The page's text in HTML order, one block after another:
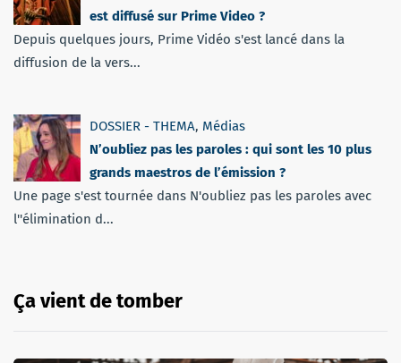
est diffusé sur Prime Video ?
Depuis quelques jours, Prime Vidéo s'est lancé dans la
diffusion de la vers...
DOSSIER - THEMA, Médias
N’oubliez pas les paroles : qui sont les 10 plus
grands maestros de l’émission ?
Une page s'est tournée dans N'oubliez pas les paroles avec
l''élimination d...
Ça vient de tomber